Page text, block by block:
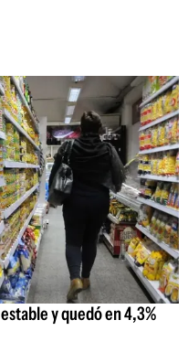
y quedó en 4,3%